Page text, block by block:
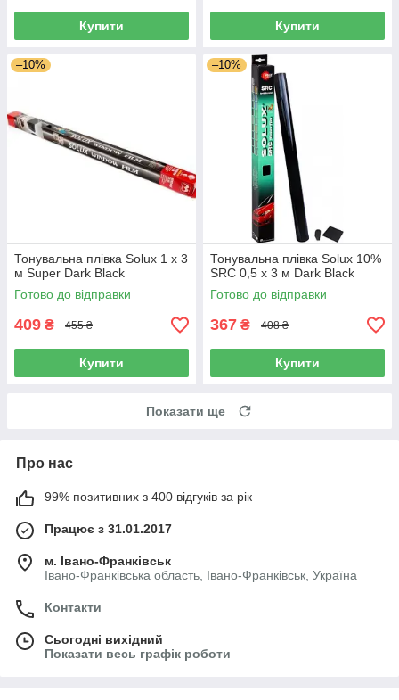
Купити Купити
–10%
Тонувальна плівка Solux 1 х 3
м Super Dark Black
Готово до відправки
409 ₴ 455 ₴
Купити
–10%
Тонувальна плівка Solux 10%
SRC 0,5 х 3 м Dark Black
Готово до відправки
367 ₴ 408 ₴
Купити
Показати ще
Про нас
99% позитивних з 400 відгуків за рік
Працює з 31.01.2017
м. Івано-Франківськ
Івано-Франківська область, Івано-Франківськ, Україна
Контакти
Сьогодні вихідний
Показати весь графік роботи